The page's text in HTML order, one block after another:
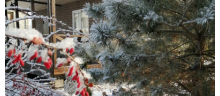
Главная
Подписчики 9
Все публикации 42